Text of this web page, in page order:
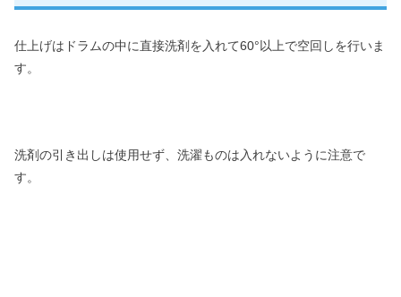
仕上げはドラムの中に直接洗剤を入れて60°以上で空回しを行いま
す。
洗剤の引き出しは使用せず、洗濯ものは入れないように注意で
す。